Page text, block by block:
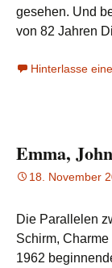
gesehen. Und
von 82 Jahren
Hinterlasse
Emma,
18. November
Die Parallelen
Schirm,
1962